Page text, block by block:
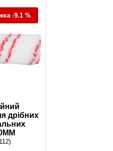
-9.1 %
дрібних